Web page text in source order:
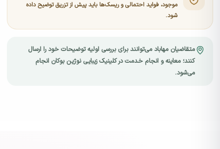
موجود، فواید احتمالی و ریسک‌ها باید پیش از تزریق توضیح داده
شود.
متقاضیان مهاباد می‌توانند برای بررسی اولیه توضیحات خود را ارسال
کنند؛ معاینه و انجام خدمت در کلینیک زیبایی نوژین بوکان انجام
می‌شود.